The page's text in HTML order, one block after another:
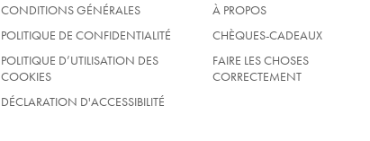
CONDITIONS GÉNÉRALES
POLITIQUE DE CONFIDENTIALITÉ
POLITIQUE D’UTILISATION DES
COOKIES
DÉCLARATION D'ACCESSIBILITÉ
À PROPOS
CHÈQUES-CADEAUX
FAIRE LES CHOSES
CORRECTEMENT